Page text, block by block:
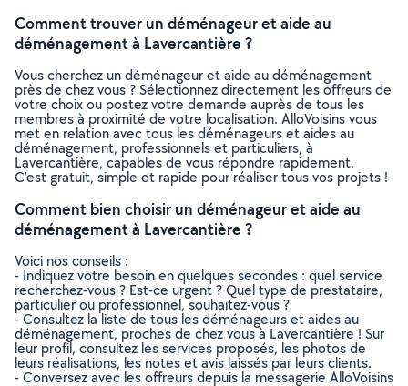
Comment trouver un déménageur et aide au
déménagement à Lavercantière ?
Vous cherchez un déménageur et aide au déménagement
près de chez vous ? Sélectionnez directement les offreurs de
votre choix ou postez votre demande auprès de tous les
membres à proximité de votre localisation. AlloVoisins vous
met en relation avec tous les déménageurs et aides au
déménagement, professionnels et particuliers, à
Lavercantière, capables de vous répondre rapidement.
C’est gratuit, simple et rapide pour réaliser tous vos projets !
Comment bien choisir un déménageur et aide au
déménagement à Lavercantière ?
Voici nos conseils :
- Indiquez votre besoin en quelques secondes : quel service
recherchez-vous ? Est-ce urgent ? Quel type de prestataire,
particulier ou professionnel, souhaitez-vous ?
- Consultez la liste de tous les déménageurs et aides au
déménagement, proches de chez vous à Lavercantière ! Sur
leur profil, consultez les services proposés, les photos de
leurs réalisations, les notes et avis laissés par leurs clients.
- Conversez avec les offreurs depuis la messagerie AlloVoisins